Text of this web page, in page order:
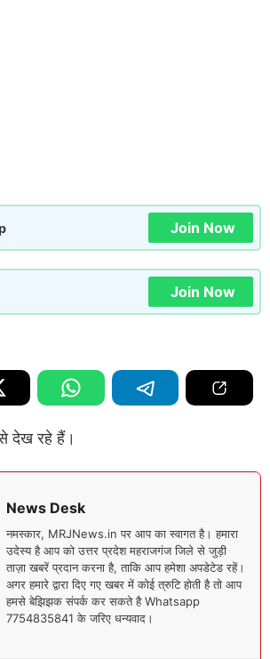
Join Now
Join Now
देख रहे हैं।
News Desk
नमस्कार, MRJNews.in पर आप का स्वागत है। हमारा
उदेस्य है आप को उत्तर प्रदेश महराजगंज जिले से जुड़ी
ताज़ा खबरें प्रदान करना है, ताकि आप हमेशा अपडेटेड रहें।
अगर हमारे द्वारा दिए गए खबर में कोई त्रुटि होती है तो आप
हमसे बेझिझक संपर्क कर सकते है Whatsapp
7754835841 के जरिए धन्यवाद।